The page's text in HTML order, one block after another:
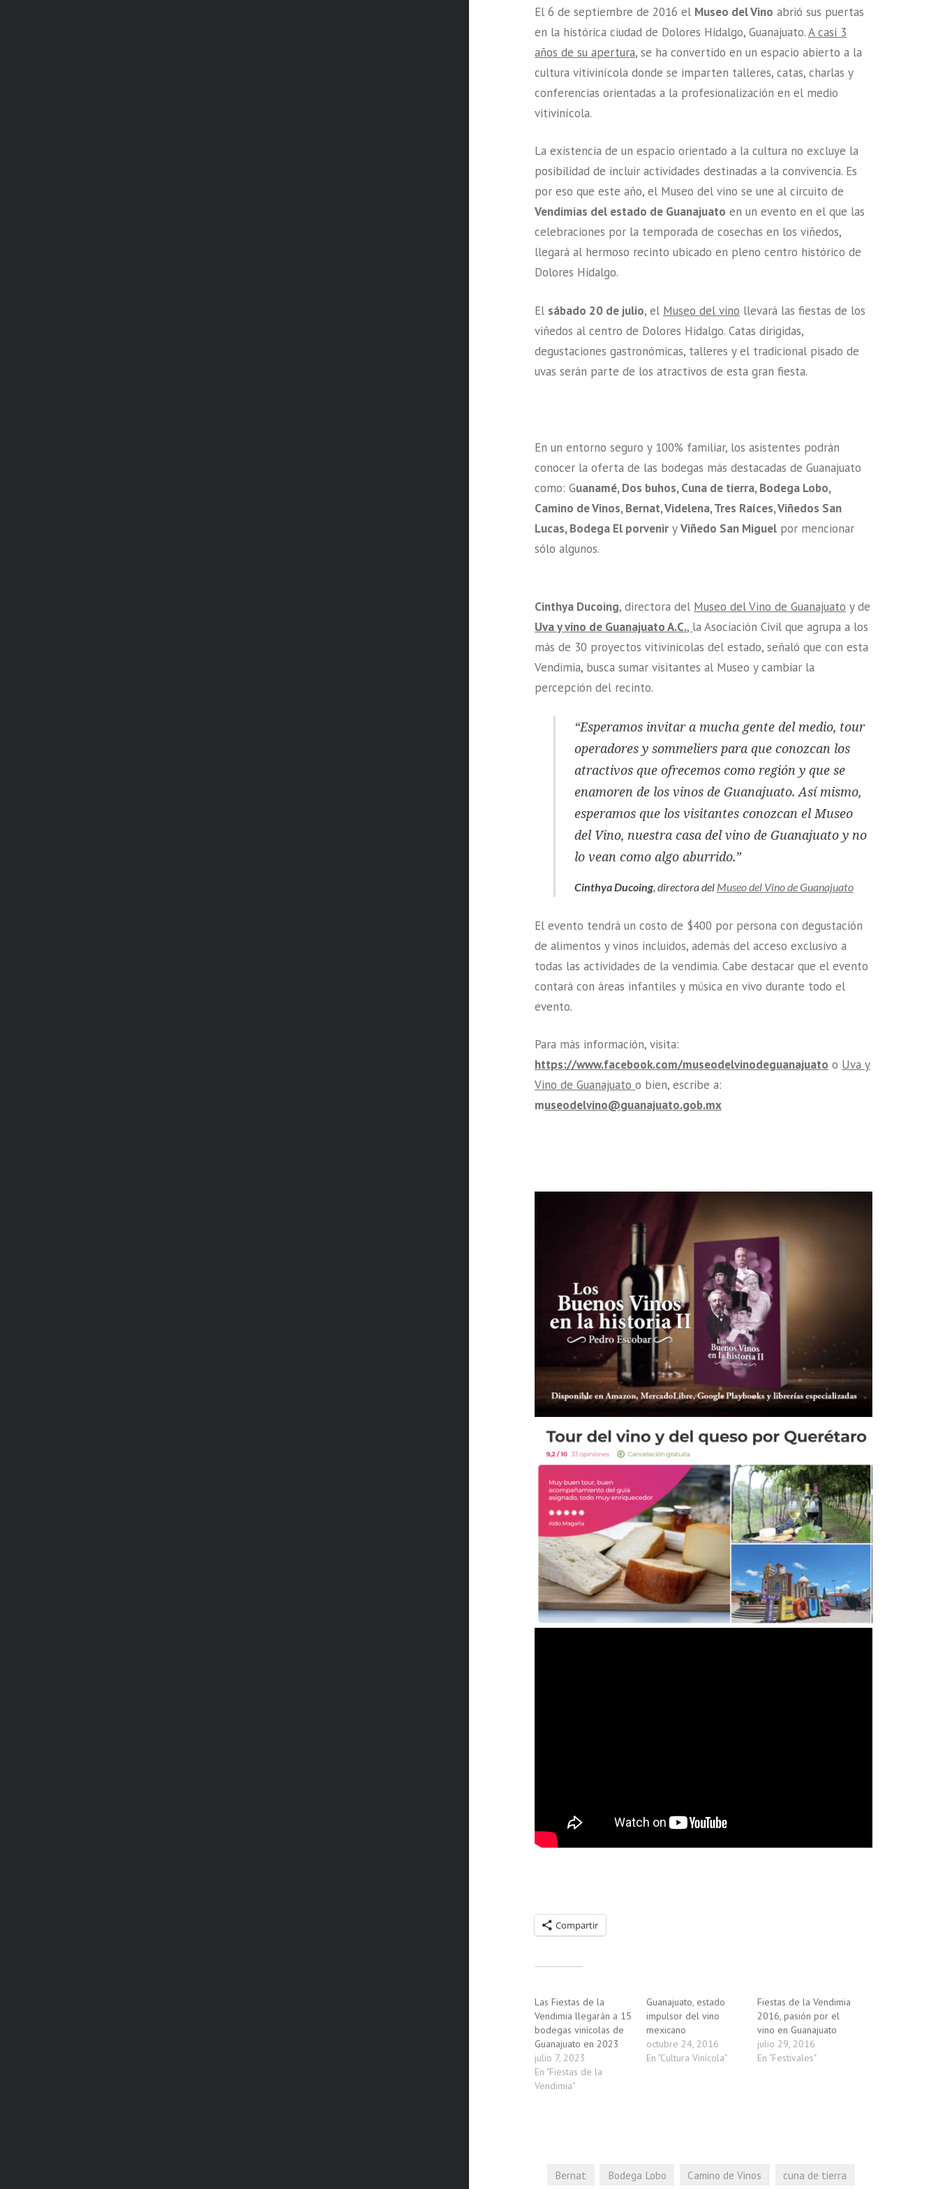
El 6 de septiembre de 2016 el Museo del Vino abrió sus puertas
en la histórica ciudad de Dolores Hidalgo, Guanajuato.A casi 3
años de su apertura, se ha convertido en un espacio abierto a la
cultura vitivinícola donde se imparten talleres, catas, charlas y
conferencias orientadas a la profesionalización en el medio
vitivinícola.
La existencia de un espacio orientado a la cultura no excluye la
posibilidad de incluir actividades destinadas a la convivencia. Es
por eso que este año, el Museo del vino se une al circuito de
Vendimias del estado de Guanajuato en un evento en el que las
celebraciones por la temporada de cosechas en los viñedos,
llegará al hermoso recinto ubicado en pleno centro histórico de
Dolores Hidalgo.
El sábado 20 de julio, el Museo del vino llevará las fiestas de los
viñedos al centro de Dolores Hidalgo. Catas dirigidas,
degustaciones gastronómicas, talleres y el tradicional pisado de
uvas serán parte de los atractivos de esta gran fiesta.
En un entorno seguro y 100% familiar, los asistentes podrán
conocer la oferta de las bodegas más destacadas de Guanajuato
como: Guanamé, Dos buhos, Cuna de tierra, Bodega Lobo,
Camino de Vinos, Bernat, Videlena, Tres Raíces, Viñedos San
Lucas, Bodega El porvenir yViñedo San Miguel por mencionar
sólo algunos.
Cinthya Ducoing, directora del Museo del Vino de Guanajuato y de
Uva y vino de Guanajuato A.C., la Asociación Civil que agrupa a los
más de 30 proyectos vitivinicolas del estado, señaló que con esta
Vendimia, busca sumar visitantes al Museo y cambiar la
percepción del recinto.
“Esperamos invitar a mucha gente del medio, tour
operadores y sommeliers para que conozcan los
atractivos que ofrecemos como región y que se
enamoren de los vinos de Guanajuato. Así mismo,
esperamos que los visitantes conozcan el Museo
del Vino, nuestra casa del vino de Guanajuato y no
lo vean como algo aburrido.”
Cinthya Ducoing, directora del Museo del Vino de Guanajuato
El evento tendrá un costo de $400 por persona con degustación
de alimentos y vinos incluidos, además del acceso exclusivo a
todas las actividades de la vendimia. Cabe destacar que el evento
contará con áreas infantiles y música en vivo durante todo el
evento.
Para más información, visita:
https://www.facebook.com/museodelvinodeguanajuato o Uva y
Vino de Guanajuatoo bien, escribe a:
museodelvino@guanajuato.gob.mx
Compartir
Las Fiestas de la
Vendimia llegarán a 15
bodegas vinícolas de
Guanajuato en 2023
julio 7, 2023
En "Fiestas de la
Vendimia"
Guanajuato, estado
impulsor del vino
mexicano
octubre 24, 2016
En "Cultura Vinícola"
Fiestas de la Vendimia
2016, pasión por el
vino en Guanajuato
julio 29, 2016
En "Festivales"
Bernat Bodega Lobo Camino de Vinos cuna de tierra